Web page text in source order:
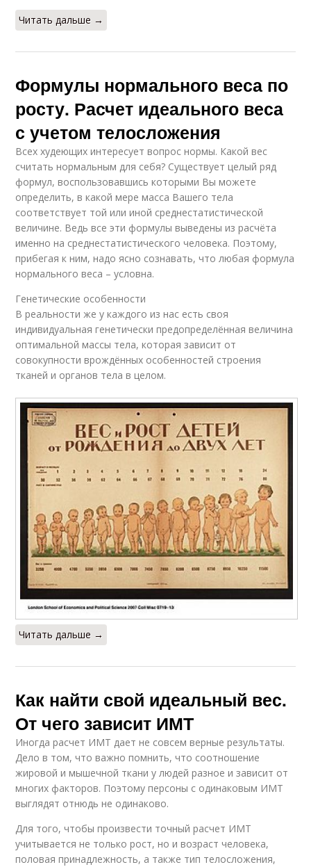
Читать дальше →
Формулы нормального веса по
росту. Расчет идеального веса
с учетом телосложения
Всех худеющих интересует вопрос нормы. Какой вес
считать нормальным для себя? Существует целый ряд
формул, воспользовавшись которыми Вы можете
определить, в какой мере масса Вашего тела
соответствует той или иной среднестатистической
величине. Ведь все эти формулы выведены из расчёта
именно на среднестатистического человека. Поэтому,
прибегая к ним, надо ясно сознавать, что любая формула
нормального веса – условна.
Генетические особенности
В реальности же у каждого из нас есть своя
индивидуальная генетически предопределённая величина
оптимальной массы тела, которая зависит от
совокупности врождённых особенностей строения
тканей и органов тела в целом.
Читать дальше →
Как найти свой идеальный вес.
От чего зависит ИМТ
Иногда расчет ИМТ дает не совсем верные результаты.
Дело в том, что важно помнить, что соотношение
жировой и мышечной ткани у людей разное и зависит от
многих факторов. Поэтому персоны с одинаковым ИМТ
выглядят отнюдь не одинаково.
Для того, чтобы произвести точный расчет ИМТ
учитывается не только рост, но и возраст человека,
половая принадлежность, а также тип телосложения,